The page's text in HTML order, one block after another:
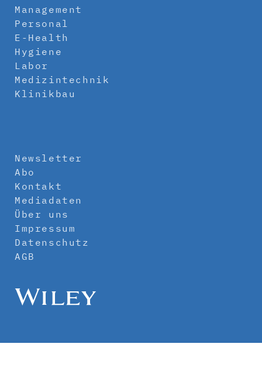
Management
Personal
E-Health
Hygiene
Labor
Medizintechnik
Klinikbau
Newsletter
Abo
Kontakt
Mediadaten
Über uns
Impressum
Datenschutz
AGB